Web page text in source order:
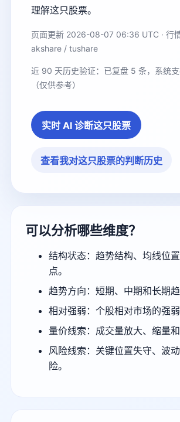
理解这只股票。
页面更新 2026-08-07 06:36 UTC · 行情
akshare / tushare
近 90 天历史验证：已复盘 5 条，系统
（仅供参考）
实时 AI 诊断这只股票
查看我对这只股票的判断历史
可以分析哪些维度？
结构状态：趋势结构、均线位
点。
趋势方向：短期、中期和长期趋
相对强弱：个股相对市场的强弱
量价线索：成交量放大、缩量和
风险线索：关键位置失守、波
险。